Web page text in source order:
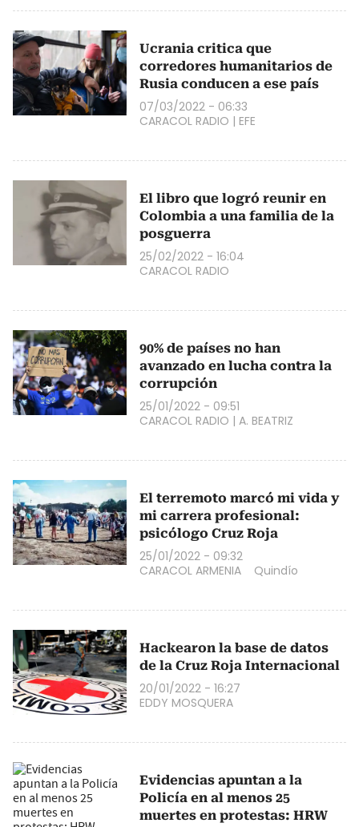
Ucrania critica que
corredores humanitarios de
Rusia conducen a ese país
07/03/2022 - 06:33
CARACOL RADIO | EFE
El libro que logró reunir en
Colombia a una familia de la
posguerra
25/02/2022 - 16:04
CARACOL RADIO
90% de países no han
avanzado en lucha contra la
corrupción
25/01/2022 - 09:51
CARACOL RADIO | A. BEATRIZ
El terremoto marcó mi vida y
mi carrera profesional:
psicólogo Cruz Roja
25/01/2022 - 09:32
CARACOL ARMENIA
Quindío
Hackearon la base de datos
de la Cruz Roja Internacional
20/01/2022 - 16:27
EDDY MOSQUERA
Evidencias apuntan a la
Policía en al menos 25
muertes en protestas: HRW